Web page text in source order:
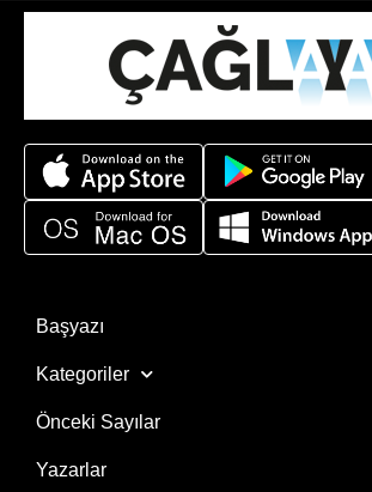
Başyazı
Kategoriler
Önceki Sayılar
Yazarlar